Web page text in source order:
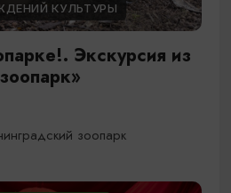
КУЛЬТУРЫ
Экскурсия из
зоопарк